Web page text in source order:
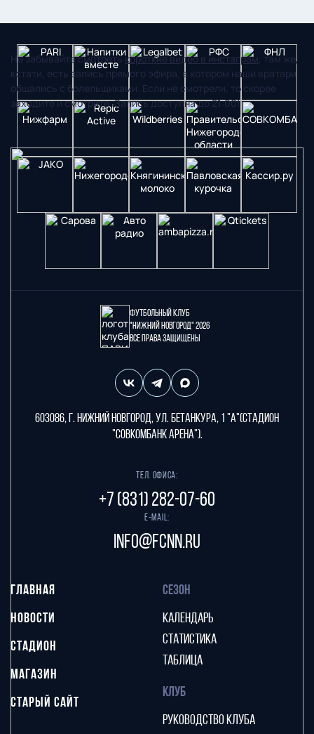
Не забывайте смотретькороткие видео в инстаграм, там же,
кстати, есть запись прямого эфира, в котором наши вратари
общались с болельщиками. Если не смотрели, то скорее
заходите и смотрите. Запись доступна до 21:00!
Футбольный клуб
"Нижний Новгород" 2026
Все права защищены
603086, г. Нижний Новгород, ул. Бетанкура, 1 "А"(стадион
"СОВКОМБАНК АРЕНА").
Тел. офиса:
+7 (831) 282-07-60
E-mail:
info@fcnn.ru
ГЛАВНАЯ
НОВОСТИ
СТАДИОН
МАГАЗИН
СТАРЫЙ САЙТ
СЕЗОН
КАЛЕНДАРЬ
СТАТИСТИКА
ТАБЛИЦА
КЛУБ
РУКОВОДСТВО КЛУБА